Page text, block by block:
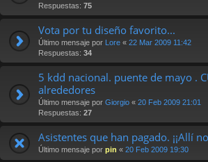
Respuestas: 75
Vota por tu diseño favorito...
Último mensaje por Lore « 22 Mar 2009 11:42
Respuestas: 34
5 kdd nacional. puente de mayo .
alrededores
Último mensaje por Giorgio « 20 Feb 2009 21:01
Respuestas: 27
Asistentes que han pagado. ¡¡Allí
Último mensaje por pin « 20 Feb 2009 19:30